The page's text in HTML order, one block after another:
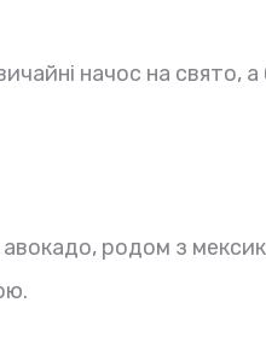
начос на свято, а
родом з